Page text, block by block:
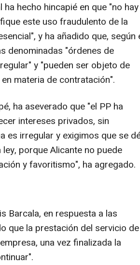
hecho hincapié en que "no hay
este uso fraudulento de la
y ha añadido que, según
denominadas "órdenes de
y "pueden ser objeto de
materia de contratación".
ha aseverado que "el PP ha
intereses privados, sin
es irregular y exigimos que se
porque Alicante no puede
y favoritismo", ha agregado.
Barcala, en respuesta a las
que la prestación del servicio de
una vez finalizada la